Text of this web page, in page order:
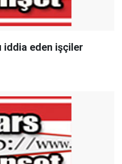
iddia eden işçiler